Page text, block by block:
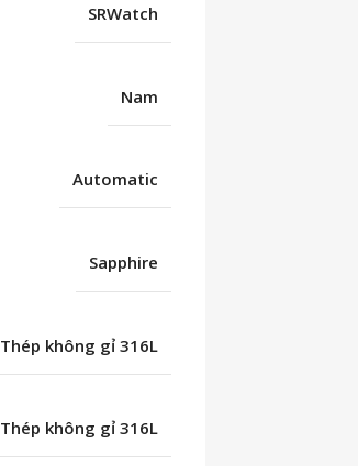
SRWatch
Nam
Automatic
Sapphire
Thép không gỉ 316L
Thép không gỉ 316L